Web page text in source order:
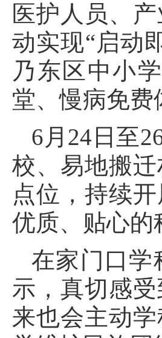
医护人员、
动实现“启动
乃东区中小
堂、慢病免
6月24日至
校、易地搬
点位，持续
优质、贴心的
在家门口学
示，真切感
来也会主动